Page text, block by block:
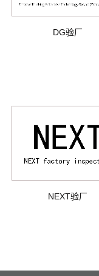
DG验厂
NEXT验厂